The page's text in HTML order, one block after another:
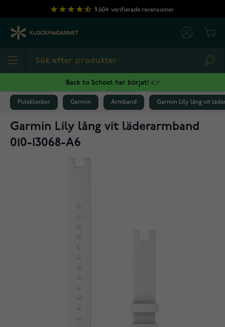
Hoppa till innehållet
9,604 verifierade recensioner
Back to School har börjat! 👉
Pulsklockor Garmin Armband Garmin Lily lång vit
Garmin Lily lång vit läderarmband
010-13068-A6